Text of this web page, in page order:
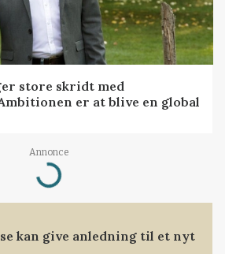
store skridt med
er at blive en global
Annonce
Loading...
kan give anledning til et nyt